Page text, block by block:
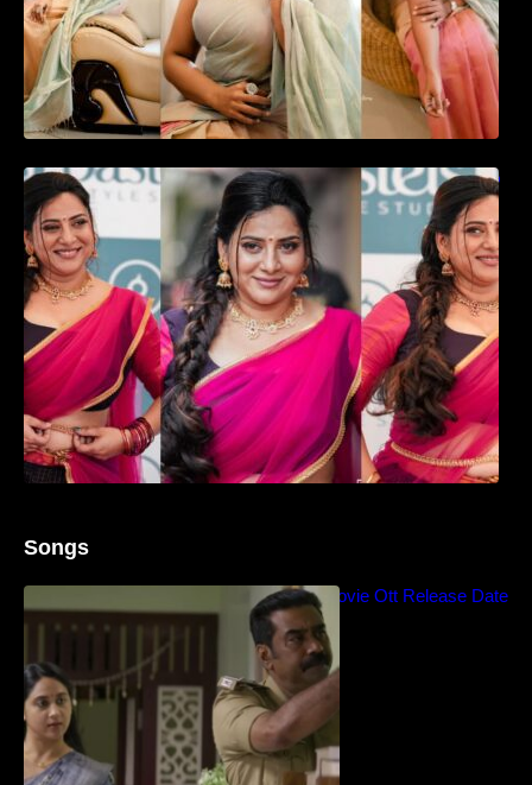
ഉദ്ഘാടന വേദിയിൽ ആരാധരെ മയക്കുന്ന
തകർപ്പൻ ഡൻസുമായി അന്ന രാജൻ..
Songs
Blockbuster Thalavan Movie Ott Release Date
– Video Song Release